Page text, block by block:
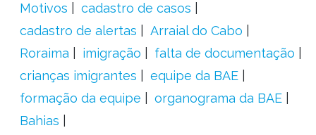
Motivos
cadastro de casos
cadastro de alertas
Arraial do Cabo
Roraima
imigração
falta de documentação
crianças imigrantes
equipe da BAE
formação da equipe
organograma da BAE
Bahias